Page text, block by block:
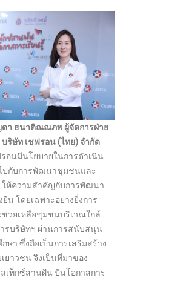
า ธนาติณณภพ ผู้จัดการฝ่าย
บริษัท เชฟรอน (ไทย) จำกัด
รอนมีนโยบายในการดำเนิน
ปกับการพัฒนาชุมชนและ
ให้ความสำคัญกับการพัฒนา
น โดยเฉพาะอย่างยิ่งการ
วยเหลือชุมชนบริเวณใกล้
ารบริษัทฯ ผ่านการสนับสนุน
ษา ซึ่งถือเป็นการเสริมสร้าง
ยาวชน จึงเป็นที่มาของ
ลเท็กซ์สานฝัน ปันโอกาสการ